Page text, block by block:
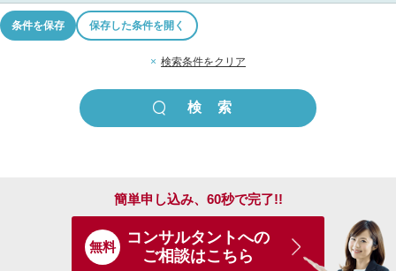
条件を保存 保存した条件を開く
× 検索条件をクリア
簡単申し込み、60秒で完了!!
無料
コンサルタントへの
ご相談はこちら